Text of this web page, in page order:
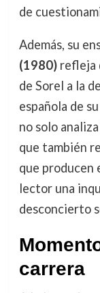
de
Además, su
(1980)refleja
de Sorel a la
española de
no solo
que también
que producen
lector una
desconcierto
carrera